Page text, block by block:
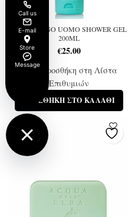
ARCIPELAGO UOMO SHOWER GEL
200ML
€25.00
Προσθήκη στη Λίστα
Επιθυμιών
ΠΡΟΣΘΉΚΗ ΣΤΟ ΚΑΛΆΘΙ
SOLD
OUT
Call us
E-mail
Store
Message